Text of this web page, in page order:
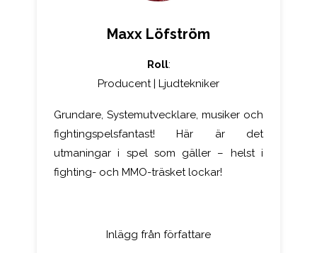
Maxx Löfström
Roll:
Producent | Ljudtekniker
Grundare, Systemutvecklare, musiker och
fightingspelsfantast! Här är det
utmaningar i spel som gäller – helst i
fighting- och MMO-träsket lockar!
Inlägg från författare